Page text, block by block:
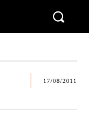
17/08/2011